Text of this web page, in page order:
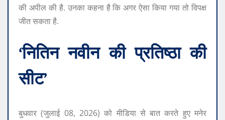
की अपील की है. उनका कहना है कि अगर ऐसा किया गया तो विपक्ष
जीत सकता है.
‘नितिन नवीन की प्रतिष्ठा की
सीट’
बुधवार (जुलाई 08, 2026) को मीडिया से बात करते हुए मनेर